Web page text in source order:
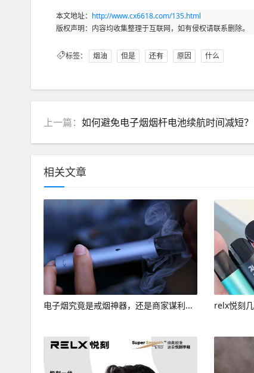
本文地址： http://www.cx6618.com/135.html
版权声明：内容均收集整理于互联网，如有侵权请联系删除。
标签： 烟油 但是 还有 原因 什么
上一篇： 如何避免电子烟烟杆电池续航时间减短？
相关文章
电子烟究竟是戒烟神器，还是商家谋利... relx悦刻几